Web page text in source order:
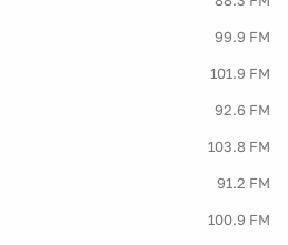
99.9 FM
101.9 FM
92.6 FM
103.8 FM
91.2 FM
100.9 FM